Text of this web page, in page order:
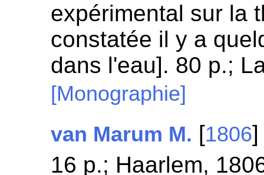
expérimental sur la
constatée il y a
dans l'eau]. 80 p.;
[Monographie]
van Marum M. [1806]
16 p.; Haarlem,